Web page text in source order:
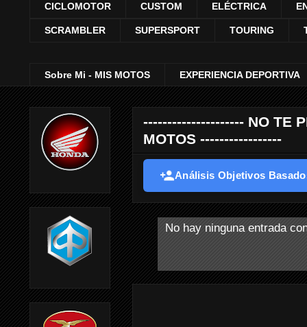
CICLOMOTOR CUSTOM ELÉCTRICA
SCRAMBLER SUPERSPORT TOURING
Sobre Mi - MIS MOTOS EXPERIENCIA DEPORTIVA
--------------------- NO TE
MOTOS -----------------
Análisis Objetivos
No hay ninguna entrada